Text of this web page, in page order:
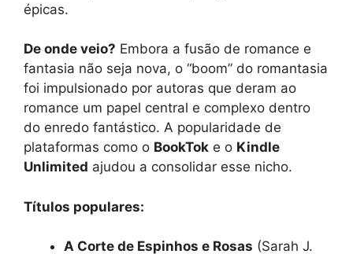
épicas.
De onde veio? Embora a fusão de romance e
fantasia não seja nova, o “boom” do romantasia
foi impulsionado por autoras que deram ao
romance um papel central e complexo dentro
do enredo fantástico. A popularidade de
plataformas como o BookTok e o Kindle
Unlimited ajudou a consolidar esse nicho.
Títulos populares:
A Corte de Espinhos e Rosas (Sarah J.